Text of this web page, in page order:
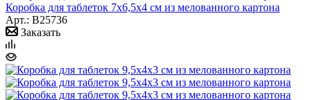
Коробка для таблеток 7х6,5х4 см из мелованного картона
Арт.: B25736
Заказать